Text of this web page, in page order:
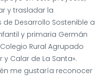
y trasladar la
Desarrollo Sostenible a
y primaria Germán
Rural Agrupado
y Calar de La Santa».
me gustaría reconocer